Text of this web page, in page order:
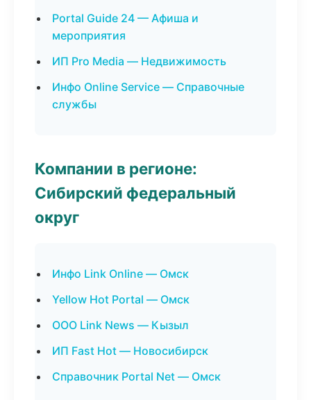
Portal Guide 24 — Афиша и
мероприятия
ИП Pro Media — Недвижимость
Инфо Online Service — Справочные
службы
Компании в регионе:
Сибирский федеральный
округ
Инфо Link Online — Омск
Yellow Hot Portal — Омск
ООО Link News — Кызыл
ИП Fast Hot — Новосибирск
Справочник Portal Net — Омск